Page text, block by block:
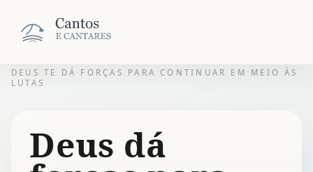
DEUS TE DÁ FORÇAS PARA CONTINUAR EM MEIO ÀS
LUTAS
Deus dá